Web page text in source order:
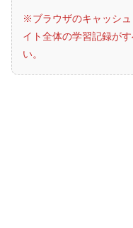
※ブラウザのキャッシ
イト全体の学習記録が
い。